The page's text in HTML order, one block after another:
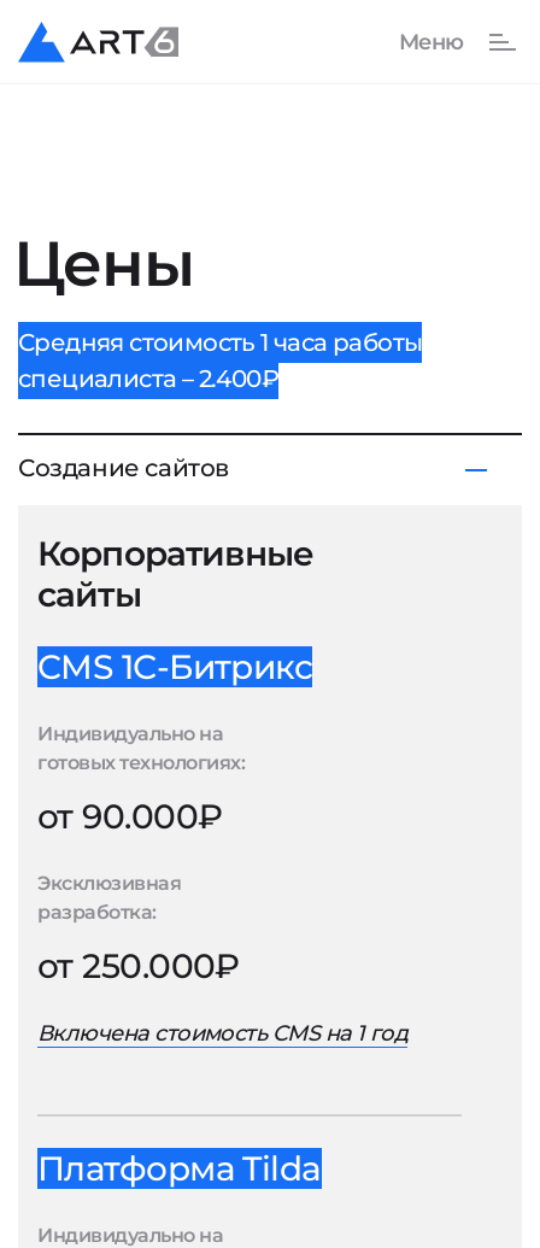
Цены
Средняя стоимость 1 часа работы
специалиста – 2.400₽
Создание сайтов
Корпоративные
сайты
CMS 1С-Битрикс
Индивидуально на
готовых технологиях:
от 90.000₽
Эксклюзивная
разработка:
от 250.000₽
Включена стоимость CMS на 1 год
Платформа Tilda
Индивидуально на